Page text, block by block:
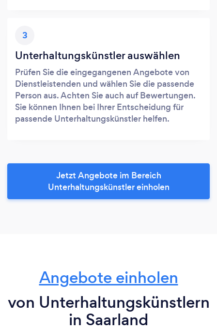
3
Unterhaltungskünstler auswählen
Prüfen Sie die eingegangenen Angebote von
Dienstleistenden und wählen Sie die passende
Person aus. Achten Sie auch auf Bewertungen.
Sie können Ihnen bei Ihrer Entscheidung für
passende Unterhaltungskünstler helfen.
Jetzt Angebote im Bereich
Unterhaltungskünstler einholen
Angebote einholen
von Unterhaltungskünstlern
in Saarland